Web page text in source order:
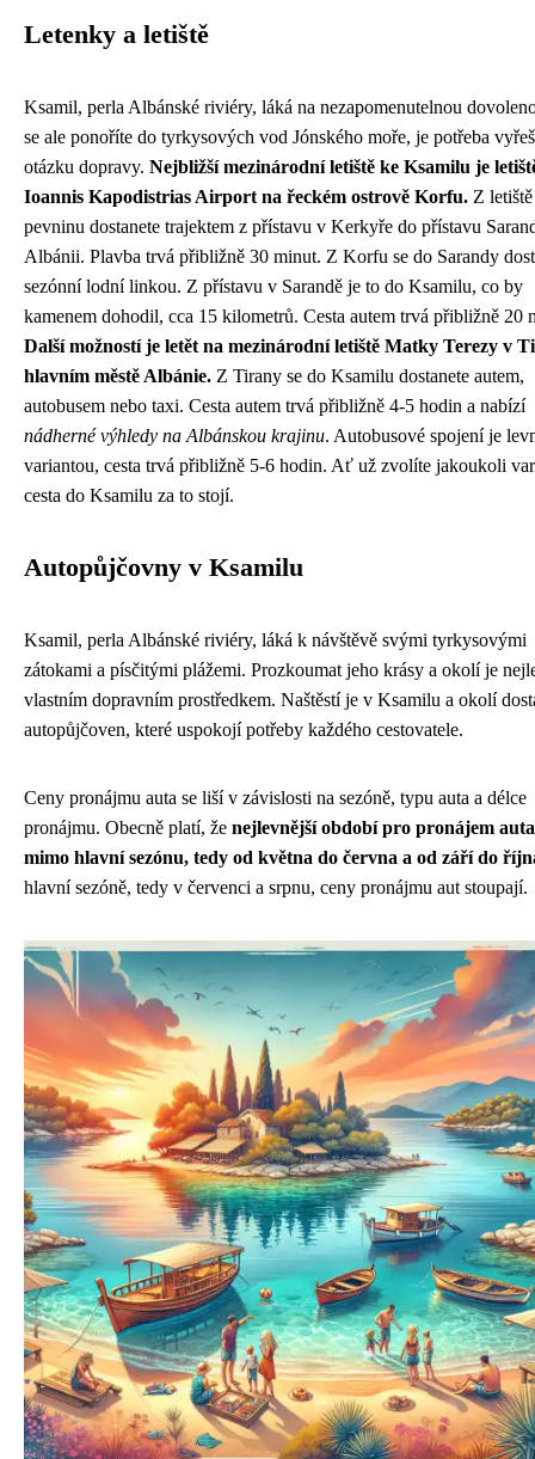
Letenky a letiště
Ksamil, perla Albánské riviéry, láká na nezapomenutelnou
se ale ponoříte do tyrkysových vod Jónského moře, je potřeba
otázku dopravy. Nejbližší mezinárodní letiště ke Ksamilu je
Ioannis Kapodistrias Airport na řeckém ostrově Korfu. Z
pevninu dostanete trajektem z přístavu v Kerkyře do přístavu
Albánii. Plavba trvá přibližně 30 minut. Z Korfu se do Sarandy
sezónní lodní linkou. Z přístavu v Sarandě je to do Ksamilu, co by
kamenem dohodil, cca 15 kilometrů. Cesta autem trvá přibližně 20
Další možností je letět na mezinárodní letiště Matky Terezy v
hlavním městě Albánie. Z Tirany se do Ksamilu dostanete autem,
autobusem nebo taxi. Cesta autem trvá přibližně 4-5 hodin a nabízí
nádherné výhledy na Albánskou krajinu. Autobusové spojení je
variantou, cesta trvá přibližně 5-6 hodin. Ať už zvolíte jakoukoli
cesta do Ksamilu za to stojí.
Autopůjčovny v Ksamilu
Ksamil, perla Albánské riviéry, láká k návštěvě svými tyrkysovými
zátokami a písčitými plážemi. Prozkoumat jeho krásy a okolí je
vlastním dopravním prostředkem. Naštěstí je v Ksamilu a okolí
autopůjčoven, které uspokojí potřeby každého cestovatele.
Ceny pronájmu auta se liší v závislosti na sezóně, typu auta a délce
pronájmu. Obecně platí, že nejlevnější období pro pronájem
mimo hlavní sezónu, tedy od května do června a od září do
hlavní sezóně, tedy v červenci a srpnu, ceny pronájmu aut stoupají.